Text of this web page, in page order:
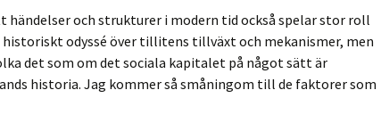
händelser och strukturer i modern tid också spelar stor roll
odyssé över tillitens tillväxt och mekanismer, men
det som om det sociala kapitalet på något sätt är
historia. Jag kommer så småningom till de faktorer som